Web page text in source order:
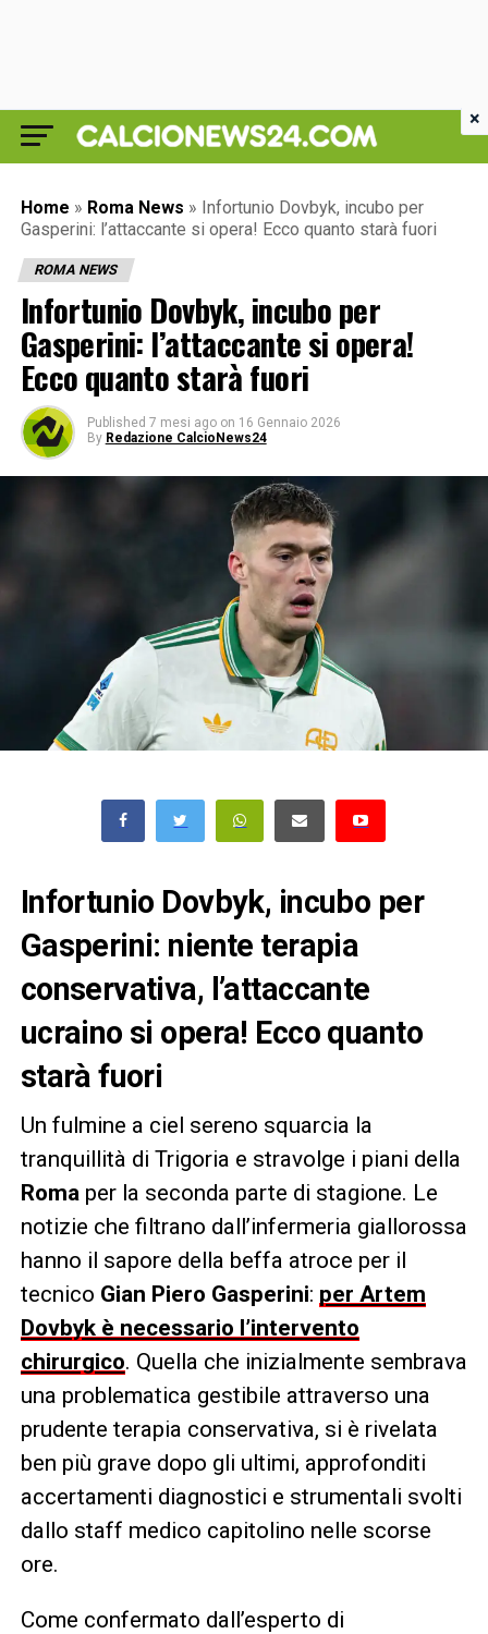
Home » Roma News » Infortunio Dovbyk, incubo per
Gasperini: l’attaccante si opera! Ecco quanto starà fuori
ROMA NEWS
Infortunio Dovbyk, incubo per
Gasperini: l’attaccante si opera!
Ecco quanto starà fuori
Published 7 mesi ago on 16 Gennaio 2026
By Redazione CalcioNews24
Infortunio Dovbyk, incubo per
Gasperini: niente terapia
conservativa, l’attaccante
ucraino si opera! Ecco quanto
starà fuori
Un fulmine a ciel sereno squarcia la
tranquillità di Trigoria e stravolge i piani della
Roma per la seconda parte di stagione. Le
notizie che filtrano dall’infermeria giallorossa
hanno il sapore della beffa atroce per il
tecnico Gian Piero Gasperini: per Artem
Dovbyk è necessario l’intervento
chirurgico. Quella che inizialmente sembrava
una problematica gestibile attraverso una
prudente terapia conservativa, si è rivelata
ben più grave dopo gli ultimi, approfonditi
accertamenti diagnostici e strumentali svolti
dallo staff medico capitolino nelle scorse
ore.
Come confermato dall’esperto di
×